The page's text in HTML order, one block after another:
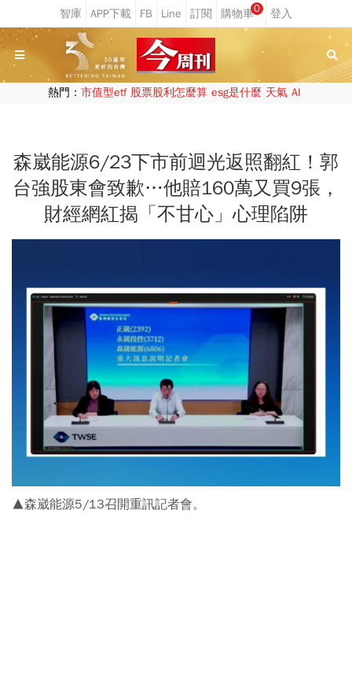
0
熱門： 市值型etf 股票股利怎麼算 esg是什麼 天氣 AI
森崴能源6/23下市前迴光返照翻紅！郭
台強股東會致歉…他賠160萬又買9張，
財經網紅揭「不甘心」心理陷阱
▲森崴能源5/13召開重訊記者會。